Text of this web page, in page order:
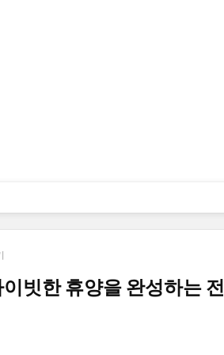
빗한 휴양을 완성하는 전